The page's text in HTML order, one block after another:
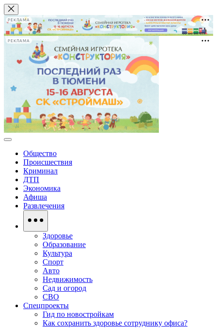
РЕКЛАМА
РЕКЛАМА
Общество
Происшествия
Криминал
ДТП
Экономика
Афиша
Развлечения
Здоровье
Образование
Культура
Спорт
Авто
Недвижимость
Сад и огород
СВО
Спецпроекты
Гид по новостройкам
Как сохранить здоровье сотруднику офиса?